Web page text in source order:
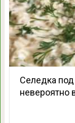
Селедка
невероятно